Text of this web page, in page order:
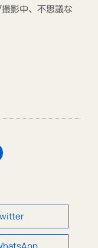
影中、不思議な